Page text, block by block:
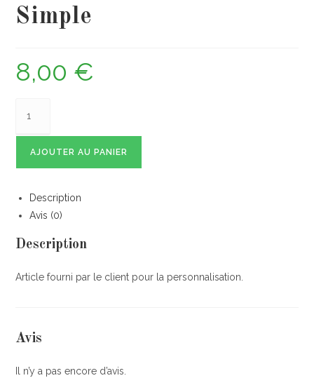
Simple
8,00 €
AJOUTER AU PANIER
Description
Avis (0)
Description
Article fourni par le client pour la personnalisation.
Avis
Il n’y a pas encore d’avis.